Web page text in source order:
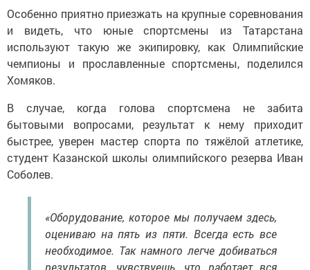
Особенно приятно приезжать на крупные соревнования
и видеть, что юные спортсмены из Татарстана
используют такую же экипировку, как Олимпийские
чемпионы и прославленные спортсмены, поделился
Хомяков.
В случае, когда голова спортсмена не забита
бытовыми вопросами, результат к нему приходит
быстрее, уверен мастер спорта по тяжёлой атлетике,
студент Казанской школы олимпийского резерва Иван
Соболев.
«Оборудование, которое мы получаем здесь,
оцениваю на пять из пяти. Всегда есть все
необходимое. Так намного легче добиваться
результатов, чувствуешь, что работает вся